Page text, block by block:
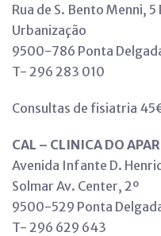
Rua de S. Bento Menni, 5
Urbanização
9500-786 Ponta
T- 296 283 010
Consultas de fisiatria
CAL – CLINICA DO
Avenida Infante D.
Solmar Av. Center, 2º
9500-529 Ponta
T- 296 629 643